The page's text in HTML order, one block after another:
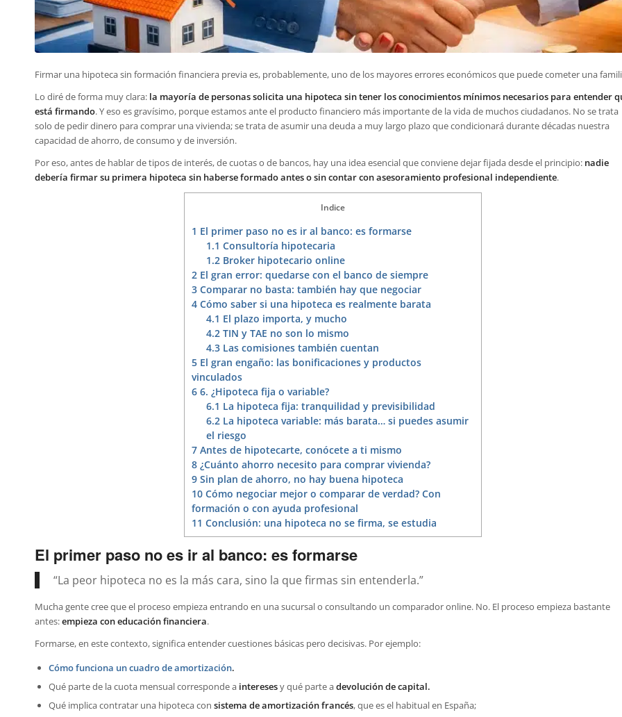
Firmar una hipoteca sin formación financiera previa es, probablemente, uno de los mayores errores económicos que puede cometer una
Lo diré de forma muy clara: la mayoría de personas solicita una hipoteca sin tener los conocimientos mínimos necesarios para entender
está firmando. Y eso es gravísimo, porque estamos ante el producto financiero más importante de la vida de muchos ciudadanos. No se trata
solo de pedir dinero para comprar una vivienda; se trata de asumir una deuda a muy largo plazo que condicionará durante décadas nuestra
capacidad de ahorro, de consumo y de inversión.
Por eso, antes de hablar de tipos de interés, de cuotas o de bancos, hay una idea esencial que conviene dejar fijada desde el principio: nadie
debería firmar su primera hipoteca sin haberse formado antes o sin contar con asesoramiento profesional independiente.
Indice
1 El primer paso no es ir al banco: es formarse
1.1 Consultoría hipotecaria
1.2Broker hipotecario online
2El gran error: quedarse con el banco de siempre
3Comparar no basta: también hay que negociar
4Cómo saber si una hipoteca es realmente barata
4.1 El plazo importa, y mucho
4.2TIN y TAE no son lo mismo
4.3Las comisiones también cuentan
5El gran engaño: las bonificaciones y productos
vinculados
66. ¿Hipoteca fija o variable?
6.1 La hipoteca fija: tranquilidad y previsibilidad
6.2La hipoteca variable: más barata… si puedes asumir
el riesgo
7Antes de hipotecarte, conócete a ti mismo
8¿Cuánto ahorro necesito para comprar vivienda?
9Sin plan de ahorro, no hay buena hipoteca
10Cómo negociar mejor o comparar de verdad? Con
formación o con ayuda profesional
11 Conclusión: una hipoteca no se firma, se estudia
El primer paso no es ir al banco: es formarse
“La peor hipoteca no es la más cara, sino la que firmas sin entenderla.”
Mucha gente cree que el proceso empieza entrando en una sucursal o consultando un comparador online. No. El proceso empieza bastante
antes:empieza con educación financiera.
Formarse, en este contexto, significa entender cuestiones básicas pero decisivas. Por ejemplo:
Cómo funciona un cuadro de amortización.
Qué parte de la cuota mensual corresponde a interesesy qué parte adevolución de capital.
Qué implica contratar una hipoteca con sistema de amortización francés, que es el habitual en España;